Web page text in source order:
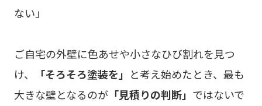
ない」
ご自宅の外壁に色あせや小さなひび割れを見つ
け、
「そろそろ塗装を」 と考え始めたとき、最も
大きな壁となるのが「見積りの判断」 ではないで